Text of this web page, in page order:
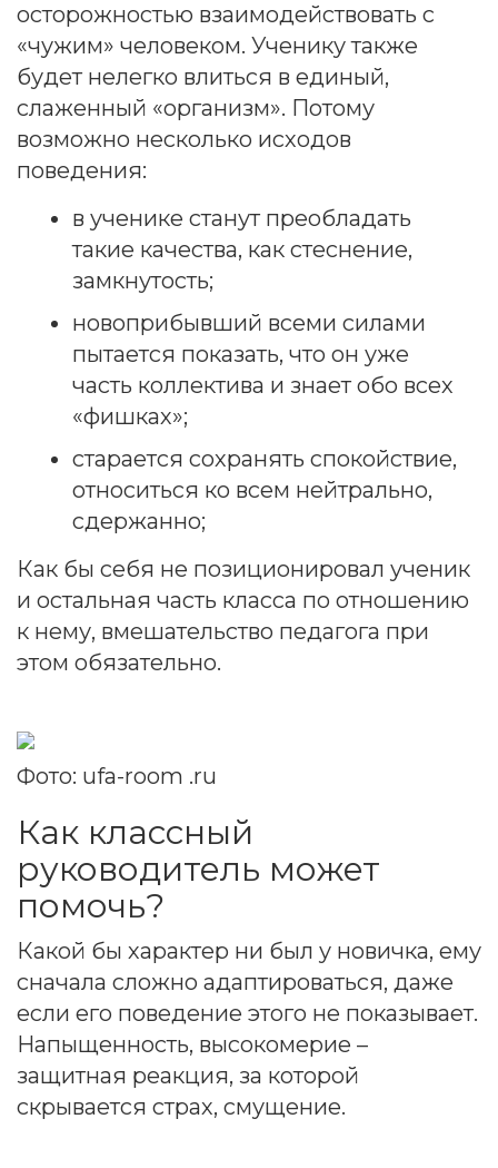
Главная
Вход
Регистрация
English
Русский
осторожностью взаимодействовать с
«чужим» человеком. Ученику также
будет нелегко влиться в единый,
слаженный «организм». Потому
возможно несколько исходов
поведения:
в ученике станут преобладать
такие качества, как стеснение,
замкнутость;
новоприбывший всеми силами
пытается показать, что он уже
часть коллектива и знает обо всех
«фишках»;
старается сохранять спокойствие,
относиться ко всем нейтрально,
сдержанно;
Как бы себя не позиционировал ученик
и остальная часть класса по отношению
к нему, вмешательство педагога при
этом обязательно.
Фото: ufa-room .ru
Как классный
руководитель может
помочь?
Какой бы характер ни был у новичка, ему
сначала сложно адаптироваться, даже
если его поведение этого не показывает.
Напыщенность, высокомерие –
защитная реакция, за которой
скрывается страх, смущение.